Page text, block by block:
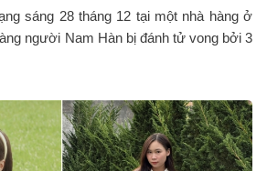
sáng 28 tháng 12 tại một nhà hàng ở
người Nam Hàn bị đánh tử vong bởi 3